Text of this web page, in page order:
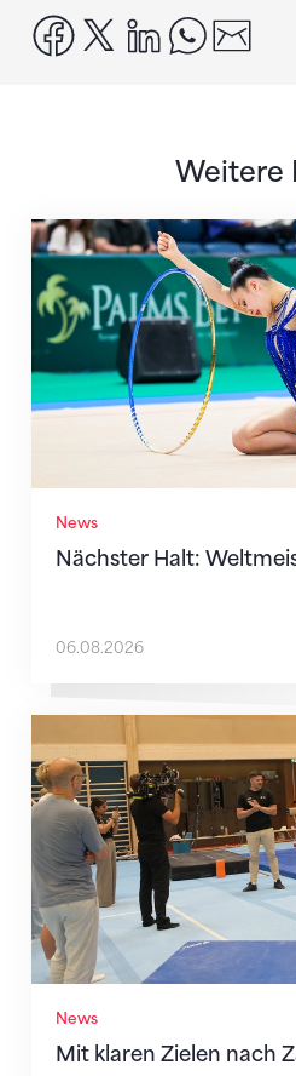
facebook
x linkedinwhatsapp
Weitere
News
Nächster Halt:
Nächster Halt:
06.08.2026
News
Mit klaren Zielen nach
Mit klaren Zielen nach